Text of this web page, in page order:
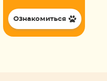
Ознакомиться